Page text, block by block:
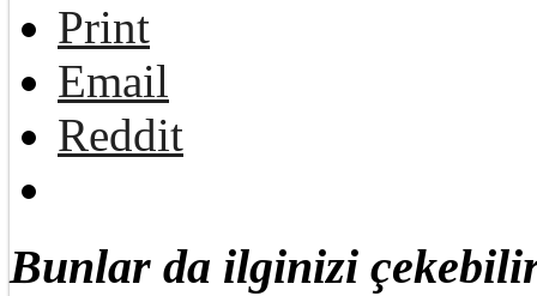
Print
Email
Reddit
Bunlar da ilginizi